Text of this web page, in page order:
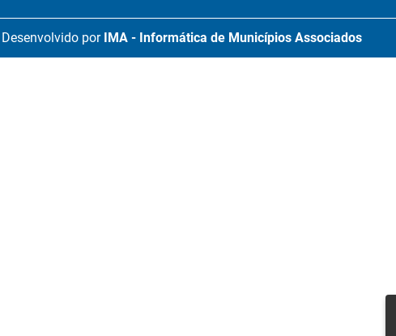
Desenvolvido por IMA - Informática de Municípios Associados